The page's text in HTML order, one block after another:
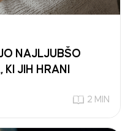
NAJLJUBŠO
JIH HRANI
2 MIN